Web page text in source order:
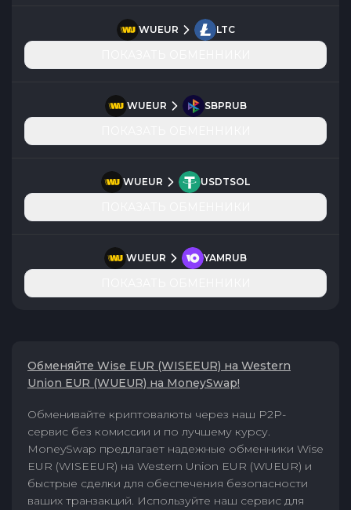
WUEUR LTC
WUEUR SBPRUB
WUEUR USDTSOL
WUEUR YAMRUB
Обменяйте Wise EUR (WISEEUR) на Western
Union EUR (WUEUR) на MoneySwap!
Обменивайте криптовалюты через наш P2P-
сервис без комиссии и по лучшему курсу.
MoneySwap предлагает надежные обменники Wise
EUR (WISEEUR) на Western Union EUR (WUEUR) и
быстрые сделки для обеспечения безопасности
ваших транзакций. Используйте наш сервис для